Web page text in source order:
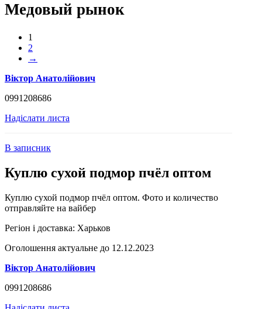
Медовый рынок
1
2
→
Віктор Анатолійович
0991208686
Надіслати листа
В записник
Куплю сухой подмор пчёл оптом
Куплю сухой подмор пчёл оптом. Фото и количество
отправляйте на вайбер
Регіон і доставка: Харьков
Оголошення актуальне до 12.12.2023
Віктор Анатолійович
0991208686